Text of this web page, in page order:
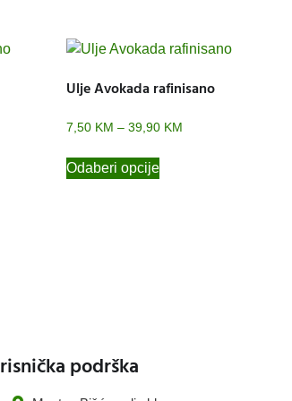
Ulje Avokada rafinisano
7,50 KM – 39,90 KM
Odaberi opcije
podrška